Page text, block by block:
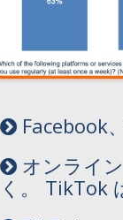
Facebook
オンライ
く。 TikTok